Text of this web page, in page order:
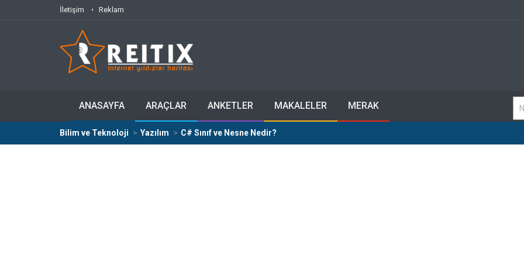
İletişim Reklam
ANASAYFA ARAÇLAR ANKETLER MAKALELER MERAK
Bilim ve Teknoloji Yazılım C# Sınıf ve Nesne Nedir?